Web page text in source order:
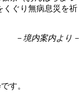
くぐり無病息災を祈
－境内案内より－
す。